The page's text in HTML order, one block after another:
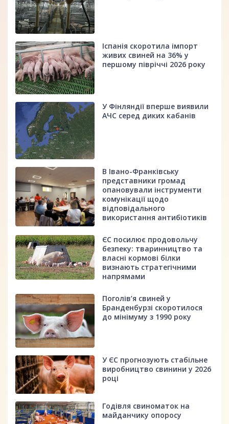
Іспанія скоротила імпорт
живих свиней на 36% у
першому півріччі 2026 року
У Фінляндії вперше виявили
АЧС серед диких кабанів
В Івано-Франківську
представники громад
опановували інструменти
комунікації щодо
відповідального
використання антибіотиків
ЄС посилює продовольчу
безпеку: тваринництво та
власні кормові білки
визнають стратегічними
напрямами
Поголів’я свиней у
Бранденбурзі скоротилося
до мінімуму з 1990 року
У ЄС прогнозують стабільне
виробництво свинини у 2026
році
Годівля свиноматок на
майданчику опоросу